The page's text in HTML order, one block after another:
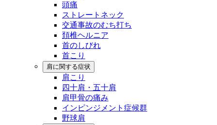
頭痛
ストレートネック
交通事故のむち打ち
頚椎ヘルニア
首のしびれ
首こり
肩に関する症状
肩こり
四十肩・五十肩
肩甲骨の痛み
インピンジメント症候群
野球肩